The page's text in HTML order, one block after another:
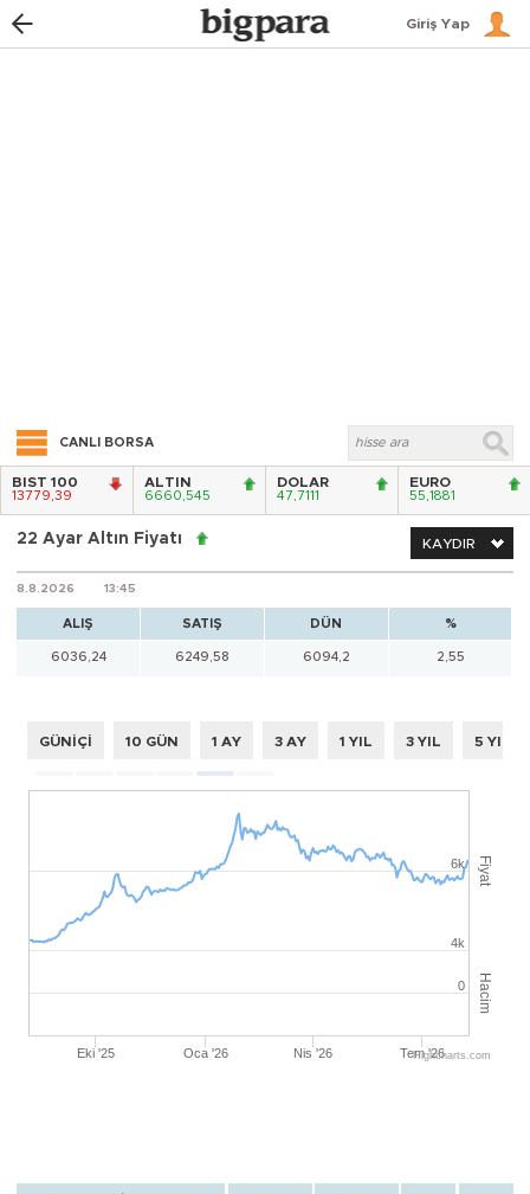
Giriş Yap
CANLI BORSA
BIST 100
13779,39
ALTIN
6660,545
DOLAR
47,7111
EURO
55,1881
22 Ayar Altın Fiyatı KAYDIR
8.8.2026 13:45
ALIŞ SATIŞ DÜN %
6036,24 6249,58 6094,2 2,55
GÜNİÇİ 10 GÜN 1 AY 3 AY 1 YIL 3 YIL 5 YIL
Fiyat
Hacim
Oca '26 Tem '26
Eki '25 Nis '26
4k
6k
0
Highcharts.com